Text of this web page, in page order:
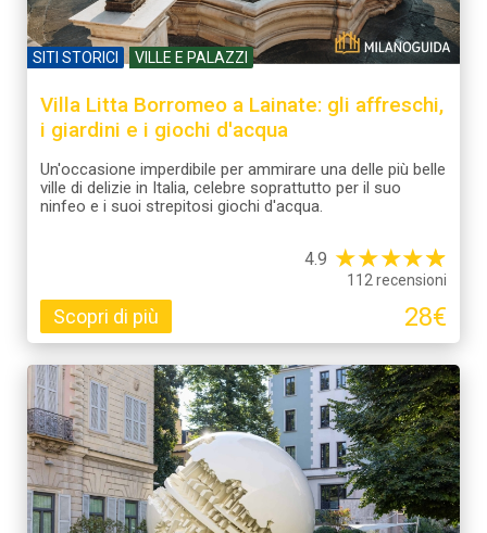
SITI STORICI VILLE E PALAZZI
Villa Litta Borromeo a Lainate: gli affreschi,
i giardini e i giochi d'acqua
Un'occasione imperdibile per ammirare una delle più belle
ville di delizie in Italia, celebre soprattutto per il suo
ninfeo e i suoi strepitosi giochi d'acqua.
4.9 ★★★★☆
★
112 recensioni
Scopri di più 28€